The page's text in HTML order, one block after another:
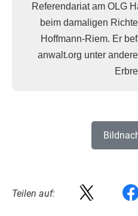
Referendariat am OLG
beim damaligen
Hoffmann-Riem. Er
anwalt.org unter
Teilen auf: